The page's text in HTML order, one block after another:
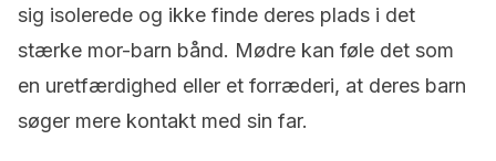
sig isolerede og ikke finde deres plads i det
stærke mor-barn bånd. Mødre kan føle det som
en uretfærdighed eller et forræderi, at deres barn
søger mere kontakt med sin far.